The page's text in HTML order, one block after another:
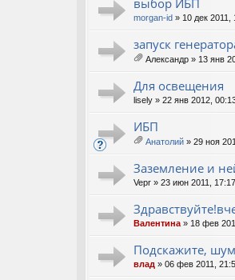
выбор ИБП
morgan-id » 10 дек 2011,
запуск
ло
ж
ен
ия
Александр » 13 янв
Для освещения
lisely » 22 янв 2012,
ИБП
ло
ж
ия
Анатолий » 29 ноя
Заземление и
Vepr » 23 июн 2011, 17:17
Валентина » 18 фев
Подскажите,
влад » 06 фев 2011,